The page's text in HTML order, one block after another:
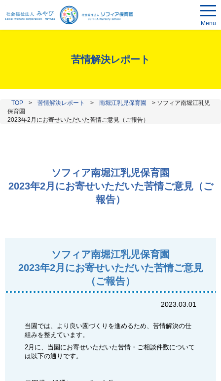
Menu
苦情解決レポート
TOP > 苦情解決レポート > 南堀江乳児保育園 > ソフィア南堀江乳児
保育園
2023年2月にお寄せいただいた苦情ご意見（ご報告）
ソフィア南堀江乳児保育園
2023年2月にお寄せいただいた苦情ご意見（ご
報告）
ソフィア南堀江乳児保育園
2023年2月にお寄せいただいた苦情ご意見
（ご報告）
2023.03.01
当園では、より良い園づくりを進めるため、苦情解決の仕
組みを整えています。
2月に、当園にお寄せいただいた苦情・ご相談件数について
は以下の通りです。